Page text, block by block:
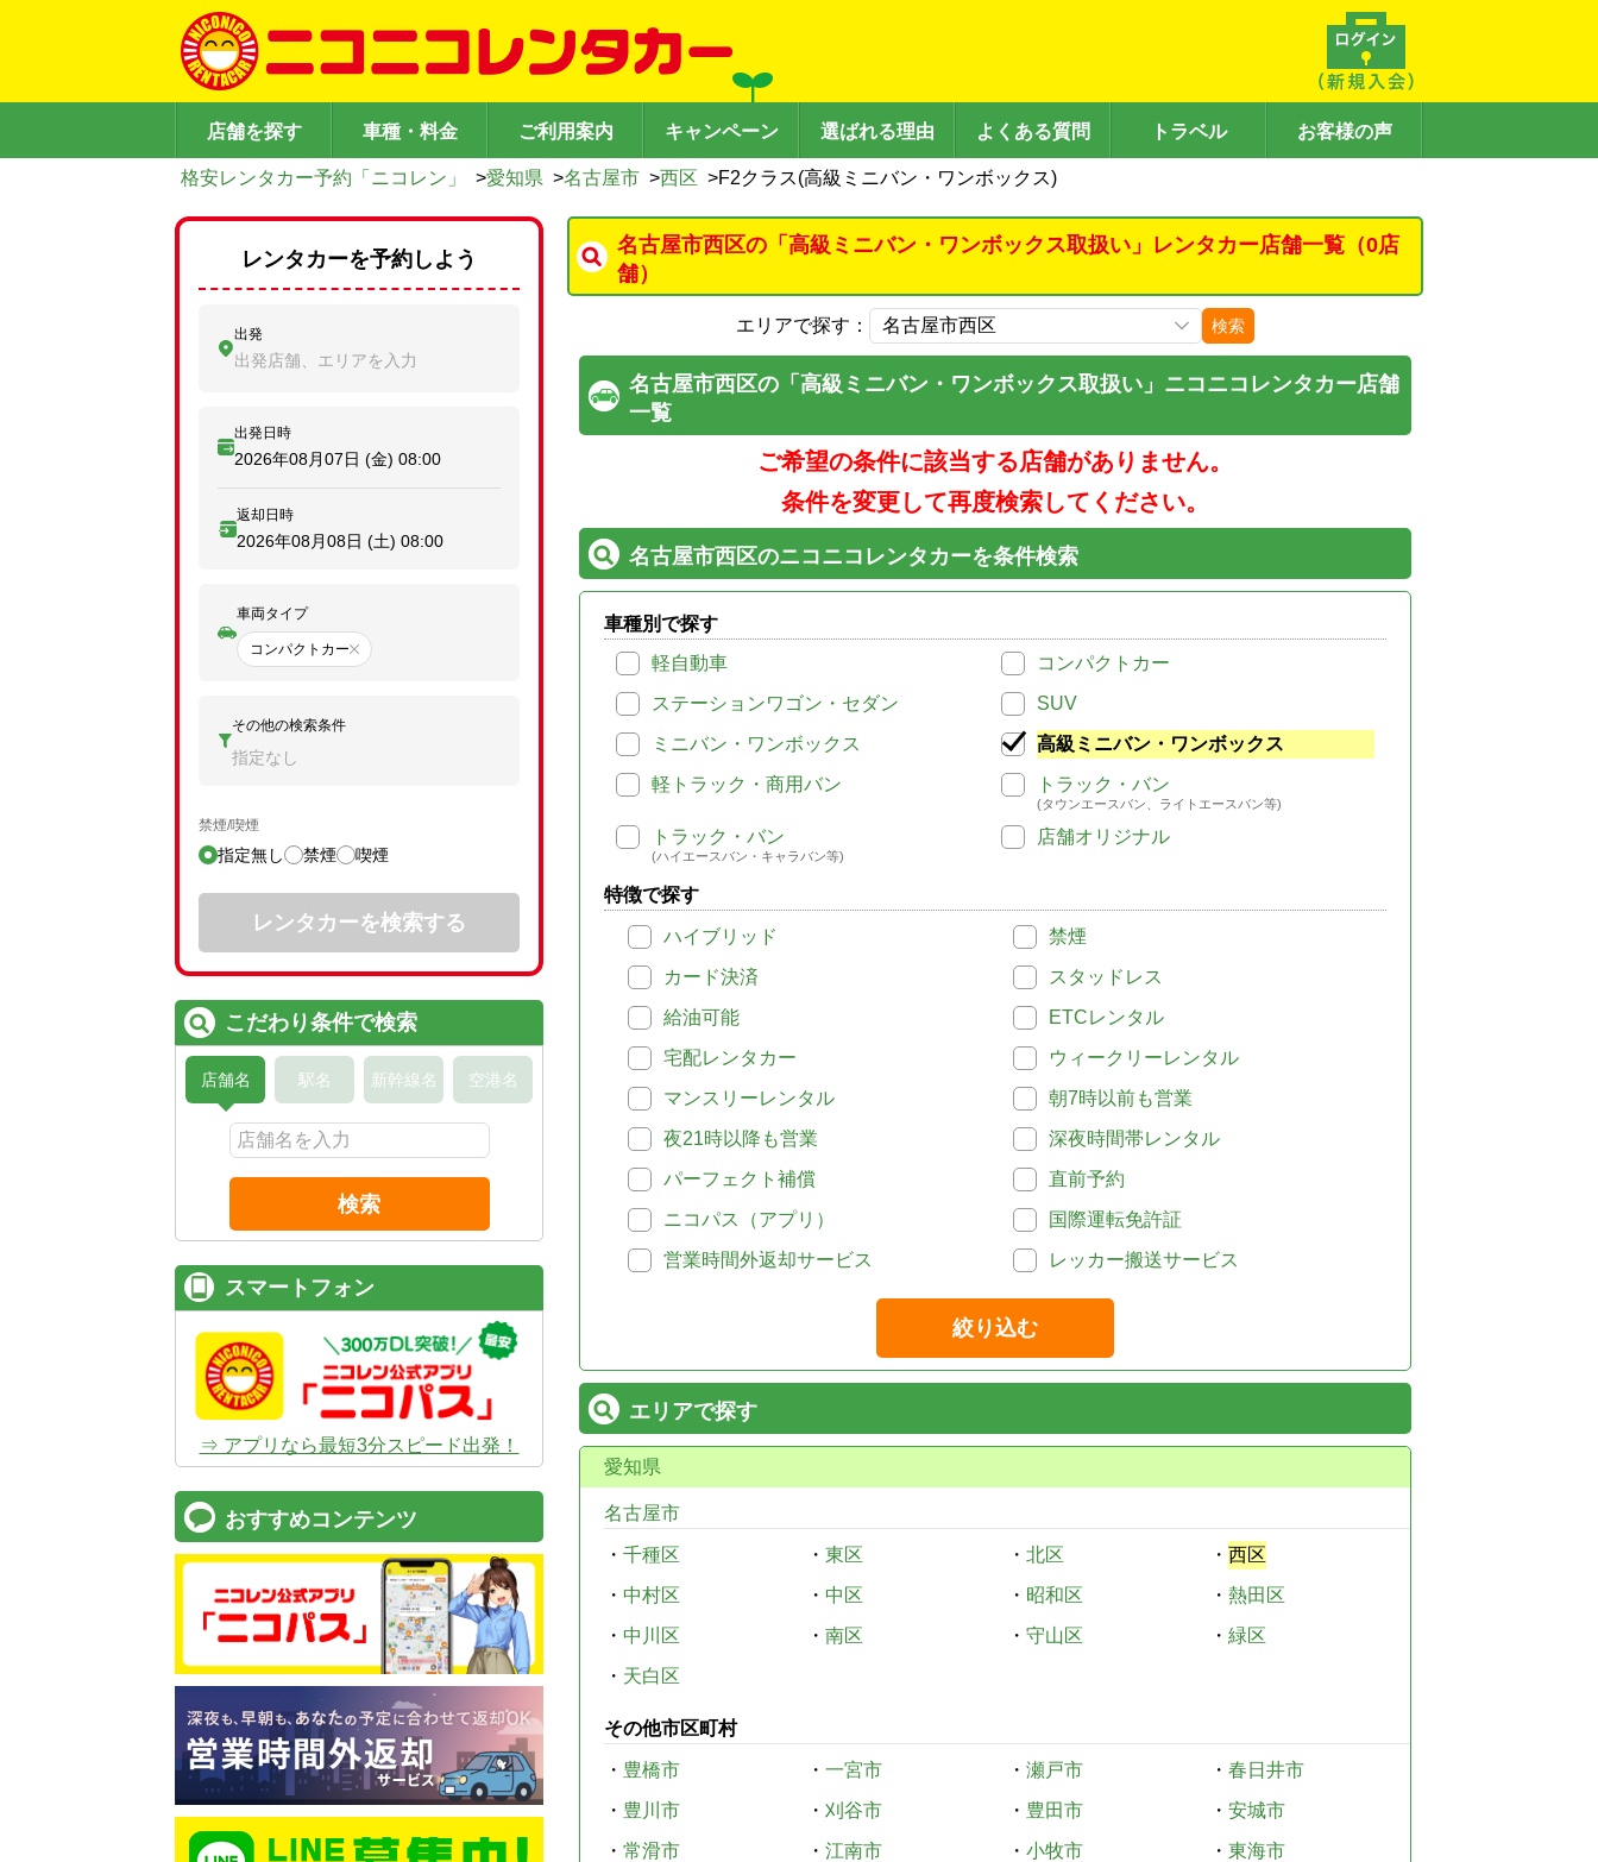
店舗を探す 車種・料金 ご利用案内 キャンペーン 選ばれる理由 よくある質問 トラベル お客様の声
格安レンタカー予約「ニコレン」 >愛知県 >名古屋市 >西区 >F2クラス(高級ミニバン・ワンボックス)
名古屋市西区の「高級ミニバン・ワンボックス取扱い」レンタカー店舗一覧（0店
舗）
エリアで探す： 検索
名古屋市西区の「高級ミニバン・ワンボックス取扱い」ニコニコレンタカー店舗
一覧
ご希望の条件に該当する店舗がありません。
条件を変更して再度検索してください。
名古屋市西区のニコニコレンタカーを条件検索
車種別で探す
軽自動車
コンパクトカー
ステーションワゴン・セダン
SUV
ミニバン・ワンボックス
高級ミニバン・ワンボックス
軽トラック・商用バン
トラック・バン
(タウンエースバン、ライトエースバン等)
トラック・バン
(ハイエースバン・キャラバン等)
店舗オリジナル
特徴で探す
ハイブリッド
禁煙
カード決済
スタッドレス
給油可能
ETCレンタル
宅配レンタカー
ウィークリーレンタル
マンスリーレンタル
朝7時以前も営業
夜21時以降も営業
深夜時間帯レンタル
パーフェクト補償
直前予約
ニコパス（アプリ）
国際運転免許証
営業時間外返却サービス
レッカー搬送サービス
絞り込む
エリアで探す
愛知県
名古屋市
・ 千種区 ・ 東区 ・ 北区 ・ 西区
・ 中村区 ・ 中区 ・ 昭和区 ・ 熱田区
・ 中川区 ・ 南区 ・ 守山区 ・ 緑区
・ 天白区
その他市区町村
・ 豊橋市 ・ 一宮市 ・ 瀬戸市 ・ 春日井市
・ 豊川市 ・ 刈谷市 ・ 豊田市 ・ 安城市
・ 常滑市 ・ 江南市 ・ 小牧市 ・ 東海市
レンタカーを予約しよう
出発
出発店舗、エリアを入力
出発日時
2026年08月07日 (金) 08:00
返却日時
2026年08月08日 (土) 08:00
車両タイプ
コンパクトカー
その他の検索条件
指定なし
禁煙/喫煙
指定無し 禁煙 喫煙
レンタカーを検索する
こだわり条件で検索
店舗名 駅名 新幹線名 空港名
検索
スマートフォン
⇒ アプリなら最短3分スピード出発！
おすすめコンテンツ